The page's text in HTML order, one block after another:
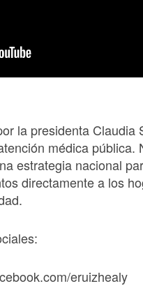
la presidenta Claudia
médica pública.
estrategia nacional
directamente a los
eruizhealy